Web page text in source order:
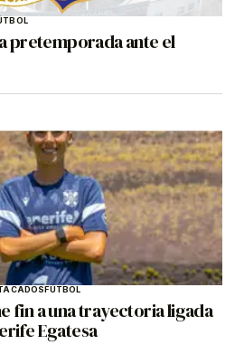
pretemporada ante el
FÚTBOL
fin a una trayectoria ligada
Egatesa